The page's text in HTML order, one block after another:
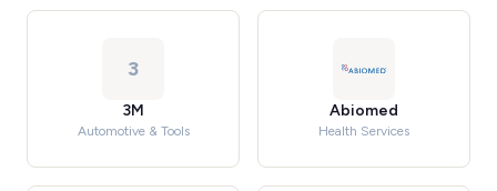
3
3M
Automotive & Tools
Abiomed
Health Services